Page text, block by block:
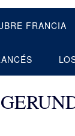
FRANCIA